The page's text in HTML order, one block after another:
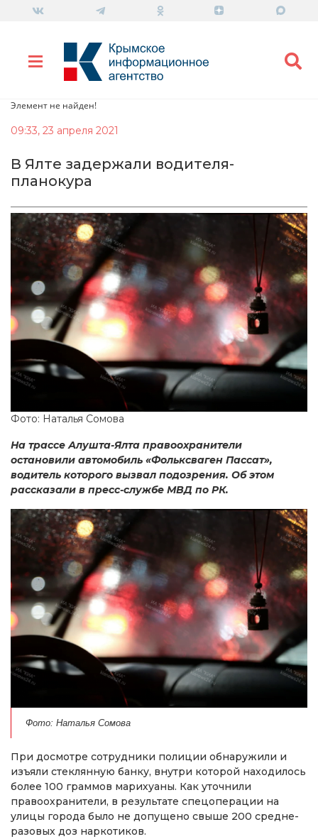
Элемент не найден!
09:33, 23 апреля 2021
В Ялте задержали водителя-
планокура
Фото: Наталья Сомова
На трассе Алушта-Ялта правоохранители
остановили автомобиль «Фольксваген Пассат»,
водитель которого вызвал подозрения. Об этом
рассказали в пресс-службе МВД по РК.
Фото: Наталья Сомова
При досмотре сотрудники полиции обнаружили и
изъяли стеклянную банку, внутри которой находилось
более 100 граммов марихуаны. Как уточнили
правоохранители, в результате спецоперации на
улицы города было не допущено свыше 200 средне-
разовых доз наркотиков.